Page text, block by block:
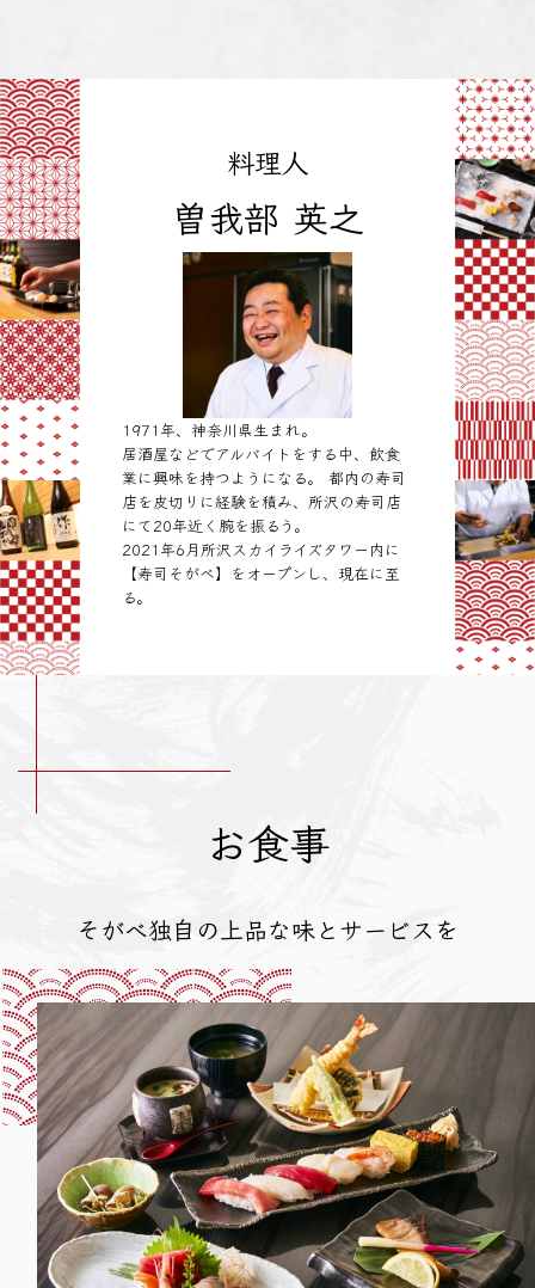
料理人
曽我部 英之
1971年、神奈川県生まれ。
居酒屋などでアルバイトをする中、飲食
業に興味を持つようになる。 都内の寿司
店を皮切りに経験を積み、所沢の寿司店
にて20年近く腕を振るう。
2021年6月所沢スカイライズタワー内に
【寿司そがべ】をオープンし、現在に至
る。
お食事
そがべ独自の上品な味とサービスを